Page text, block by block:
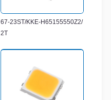
67-23ST/KKE-H65155550Z2/
2T